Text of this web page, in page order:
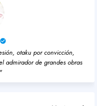
otaku por convicción,
admirador de grandes obras